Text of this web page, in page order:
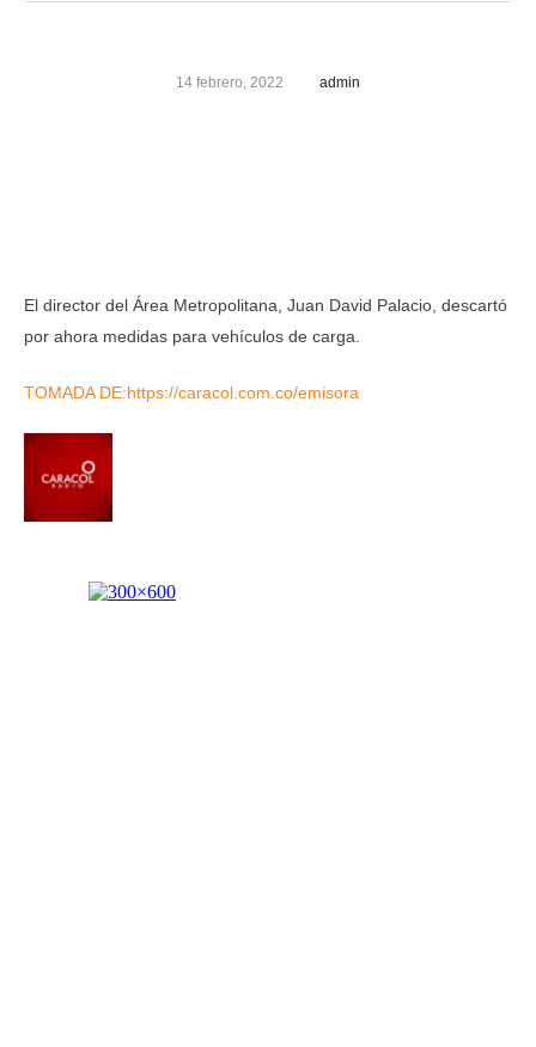
14 febrero, 2022 admin
El director del Área Metropolitana, Juan David Palacio, descartó
por ahora medidas para vehículos de carga.
TOMADA DE:https://caracol.com.co/emisora